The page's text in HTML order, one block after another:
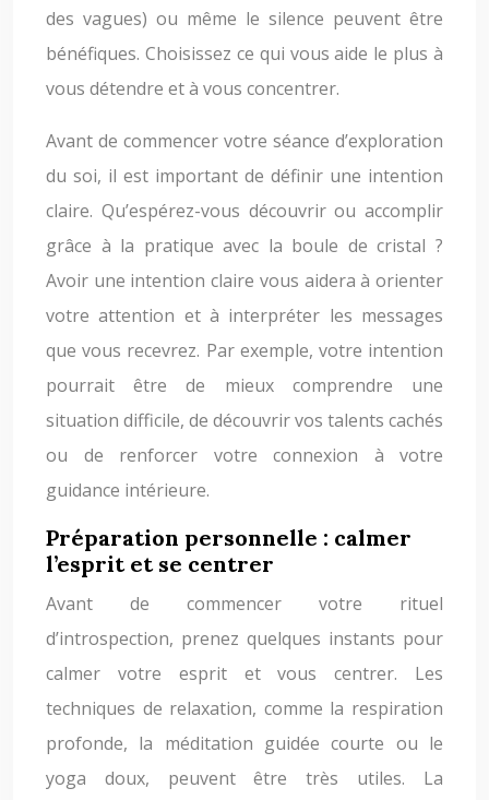
des vagues) ou même le silence peuvent être
bénéfiques. Choisissez ce qui vous aide le plus à
vous détendre et à vous concentrer.
Avant de commencer votre séance d’exploration
du soi, il est important de définir une intention
claire. Qu’espérez-vous découvrir ou accomplir
grâce à la pratique avec la boule de cristal ?
Avoir une intention claire vous aidera à orienter
votre attention et à interpréter les messages
que vous recevrez. Par exemple, votre intention
pourrait être de mieux comprendre une
situation difficile, de découvrir vos talents cachés
ou de renforcer votre connexion à votre
guidance intérieure.
Préparation personnelle : calmer
l’esprit et se centrer
Avant de commencer votre rituel
d’introspection, prenez quelques instants pour
calmer votre esprit et vous centrer. Les
techniques de relaxation, comme la respiration
profonde, la méditation guidée courte ou le
yoga doux, peuvent être très utiles. La